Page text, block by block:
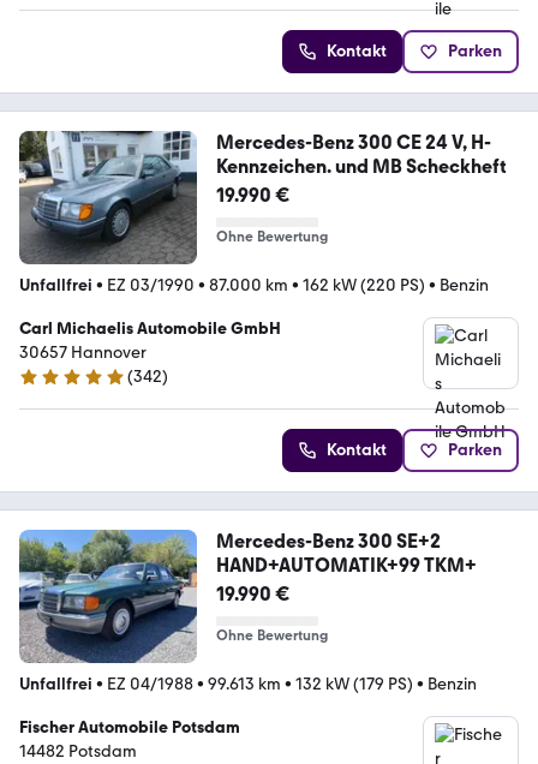
Kontakt Parken
Mercedes-Benz 300 CE 24 V, H-
Kennzeichen. und MB Scheckheft
19.990 €
Ohne Bewertung
Unfallfrei • EZ 03/1990 • 87.000 km • 162 kW (220 PS) • Benzin
Carl Michaelis Automobile GmbH
30657 Hannover
4.9 Sterne
(342)
Kontakt Parken
Mercedes-Benz 300 SE+2
HAND+AUTOMATIK+99 TKM+
19.990 €
Ohne Bewertung
Unfallfrei • EZ 04/1988• 99.613 km • 132 kW (179 PS) • Benzin
Fischer Automobile Potsdam
14482 Potsdam